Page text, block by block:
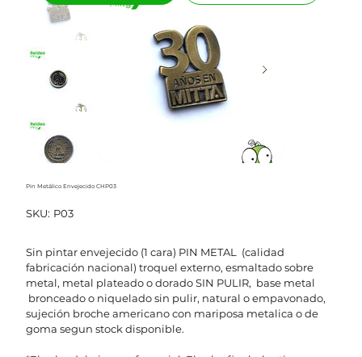
Pin Metálico Envejecido CHP03
SKU: SKU
P03
P03
Sin pintar envejecido (1 cara) PIN METAL (calidad
fabricación nacional) troquel externo, esmaltado sobre
metal, metal plateado o dorado SIN PULIR, base metal
bronceado o niquelado sin pulir, natural o empavonado,
sujeción broche americano con mariposa metalica o de
goma segun stock disponible.